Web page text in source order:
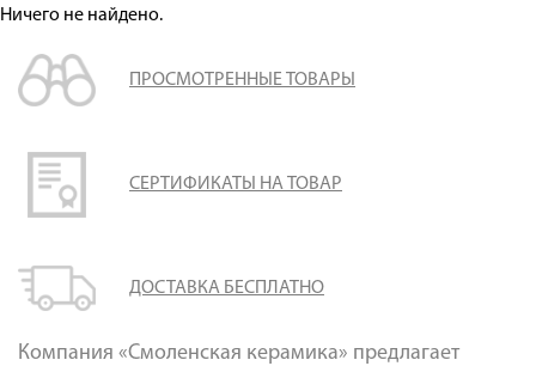
Оплата
Доставка
Сотрудничество
Контакты
Ничего не найдено.
ПРОСМОТРЕННЫЕ ТОВАРЫ
СЕРТИФИКАТЫ НА ТОВАР
ДОСТАВКА БЕСПЛАТНО
Компания «Смоленская керамика» предлагает